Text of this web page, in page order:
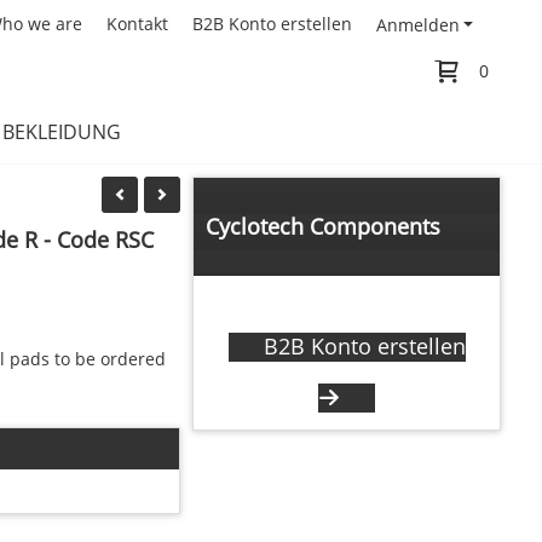
Anmelden
we are Kontakt B2B Konto erstellen
0
BEKLEIDUNG
R - Code RSC
pads to be ordered
Cyclotech Components
B2B Konto erstellen